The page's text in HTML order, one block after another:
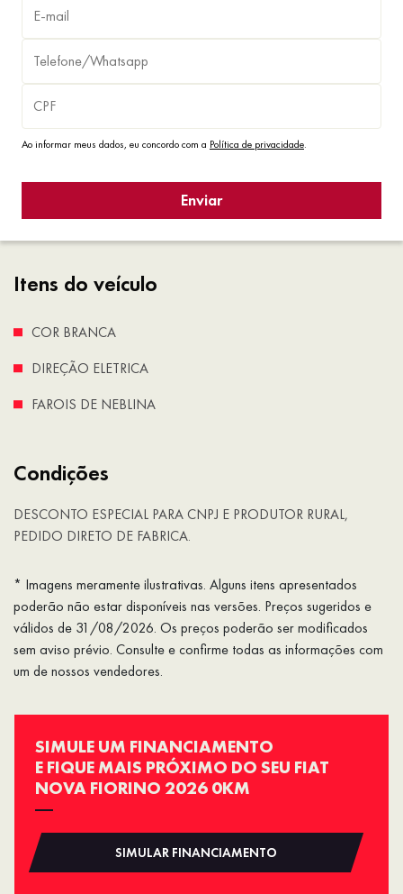
Itens do veículo
COR BRANCA
DIREÇÃO ELETRICA
FAROIS DE NEBLINA
Condições
DESCONTO ESPECIAL PARA CNPJ E PRODUTOR RURAL,
PEDIDO DIRETO DE FABRICA.
* Imagens meramente ilustrativas. Alguns itens apresentados
poderão não estar disponíveis nas versões. Preços sugeridos e
válidos de 31/08/2026. Os preços poderão ser modificados
sem aviso prévio. Consulte e confirme todas as informações com
um de nossos vendedores.
Ao informar meus dados, eu concordo com a Política de privacidade.
Enviar
SIMULE UM FINANCIAMENTO
E FIQUE MAIS PRÓXIMO DO SEU FIAT
NOVA FIORINO 2026 0KM
SIMULAR FINANCIAMENTO